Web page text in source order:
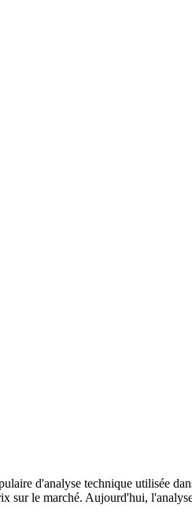
d'analyse technique utilisée
le marché. Aujourd'hui,